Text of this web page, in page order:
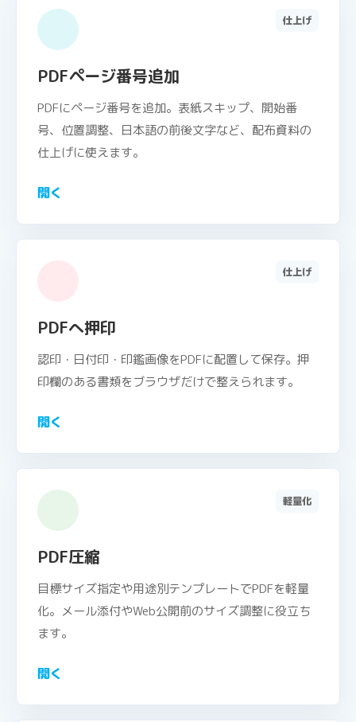
仕上げ
PDFページ番号追加
PDFにページ番号を追加。表紙スキップ、開始番
号、位置調整、日本語の前後文字など、配布資料の
仕上げに使えます。
開く
仕上げ
PDFへ押印
認印・日付印・印鑑画像をPDFに配置して保存。押
印欄のある書類をブラウザだけで整えられます。
開く
軽量化
PDF圧縮
目標サイズ指定や用途別テンプレートでPDFを軽量
化。メール添付やWeb公開前のサイズ調整に役立ち
ます。
開く